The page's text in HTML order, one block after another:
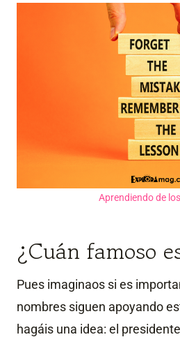
Aprendiendo de
¿Cuán famoso
Pues imaginaos si es
nombres siguen apoyando
hagáis una idea: el